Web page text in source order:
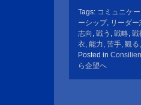
Tags: コミュニケ
ーシップ, リーダー
志向 , 戦う , 戦略, 戦
衣, 能力, 苦手, 観る,
Posted in
ら企望へ